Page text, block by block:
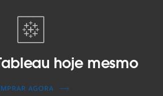
hoje mesmo
AGORA